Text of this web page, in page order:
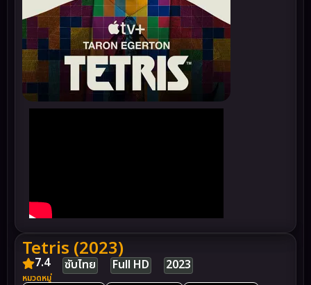
Tetris (2023)
7.4 ซับไทย Full HD 2023
หมวดหมู่